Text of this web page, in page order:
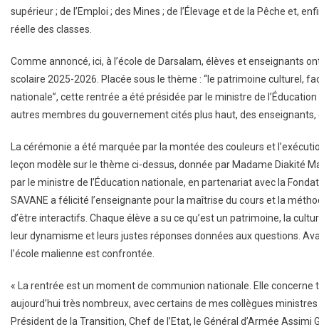
supérieur ; de l’Emploi ; des Mines ; de l’Élevage et de la Pêche et,
réelle des classes.
Comme annoncé, ici, à l’école de Darsalam, élèves et enseignants
scolaire 2025-2026. Placée sous le thème : “le patrimoine culturel,
nationale”, cette rentrée a été présidée par le ministre de
autres membres du gouvernement cités plus haut, des enseignants,
La cérémonie a été marquée par la montée des couleurs et
leçon modèle sur le thème ci-dessus, donnée par Madame Diakité
par le ministre de l’Éducation nationale, en partenariat avec la
SAVANE a félicité l’enseignante pour la maîtrise du cours et la
d’être interactifs. Chaque élève a su ce qu’est un patrimoine, la
leur dynamisme et leurs justes réponses données aux questions.
l’école malienne est confrontée.
« La rentrée est un moment de communion nationale. Elle
aujourd’hui très nombreux, avec certains de mes collègues
Président de la Transition, Chef de l’Etat, le Général d’Armée